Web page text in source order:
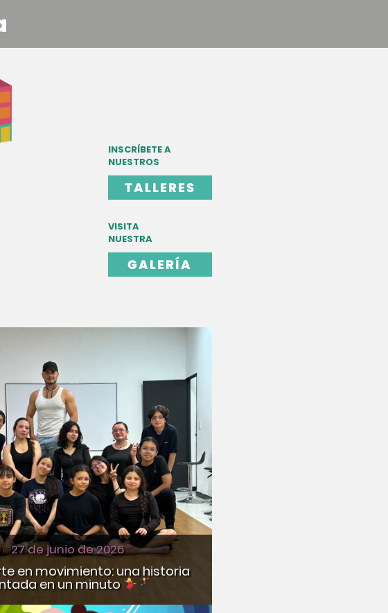
INSCRÍBETE A
NUESTROS
TALLERES
VISITA
NUESTRA
GALERÍA
27 de junio de 2026
en movimiento: una historia
en un minuto